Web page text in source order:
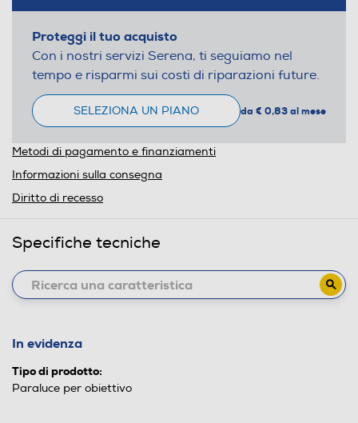
Proteggi il tuo acquisto
Con i nostri servizi Serena, ti seguiamo nel
tempo e risparmi sui costi di riparazioni future.
SELEZIONA UN PIANO da € 0,83 al mese
Metodi di pagamento e finanziamenti
Informazioni sulla consegna
Diritto di recesso
Specifiche tecniche
In evidenza
Tipo di prodotto:
Paraluce per obiettivo